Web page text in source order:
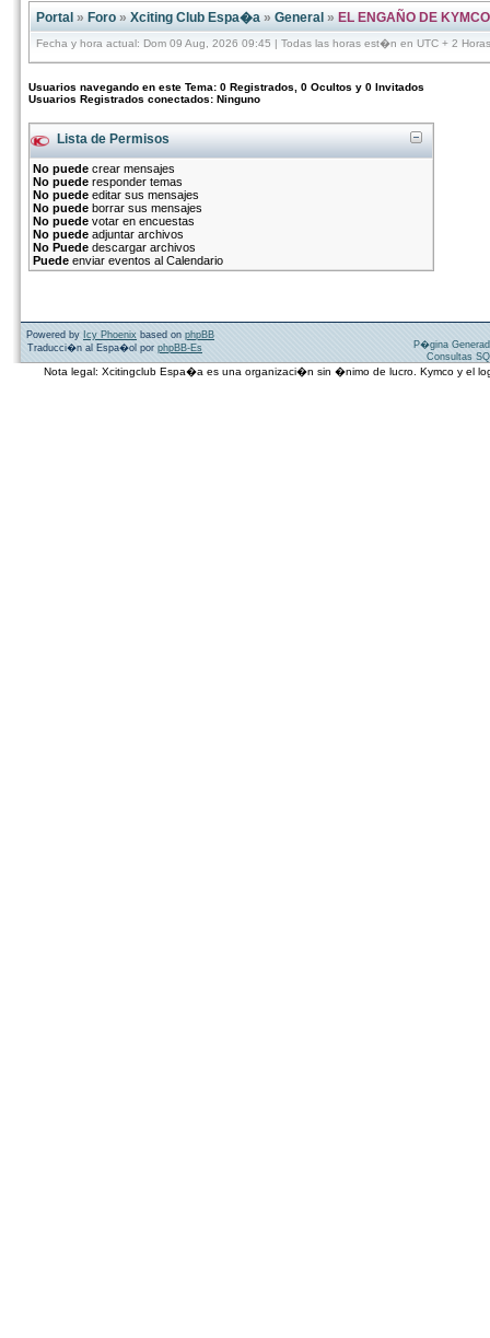
Portal » Foro » Xciting Club Espa�a » General » EL ENGAÑO DE KYMCO
Fecha y hora actual: Dom 09 Aug, 2026 09:45 | Todas las horas est�n en UTC + 2 Horas
Usuarios navegando en este Tema: 0 Registrados, 0 Ocultos y 0 Invitados
Usuarios Registrados conectados: Ninguno
Lista de Permisos
No puede crear mensajes
No puede responder temas
No puede editar sus mensajes
No puede borrar sus mensajes
No puede votar en encuestas
No puede adjuntar archivos
No Puede descargar archivos
Puede enviar eventos al Calendario
Powered by Icy Phoenix based on phpBB
Traducci�n al Espa�ol por phpBB-Es
P�gina
Consultas
Nota legal: Xcitingclub Espa�a es una organizaci�n sin �nimo de lucro. Kymco y el